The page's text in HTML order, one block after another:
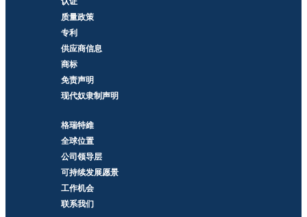
质量政策
专利
供应商信息
商标
免责声明
现代奴隶制声明
格瑞特維
全球位置
公司领导层
可持续发展愿景
工作机会
联系我们